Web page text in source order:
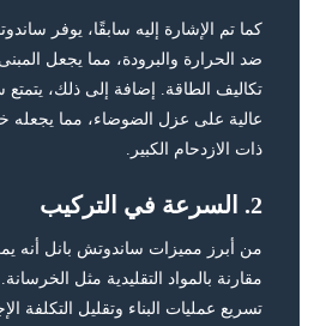
كما تم الإشارة إليه سابقًا، يوفر
ضد الحرارة والبرودة، مما يجعل
تكاليف الطاقة. إضافة إلى ذلك،
عالية على عزل الضوضاء، مما يجعله
ذات الازدحام الكبير.
2. السرعة في التركيب
من أبرز مميزات ساندوتش بانل أنه
مقارنة بالمواد التقليدية مثل
تسريع عمليات البناء وتقليل التكلفة